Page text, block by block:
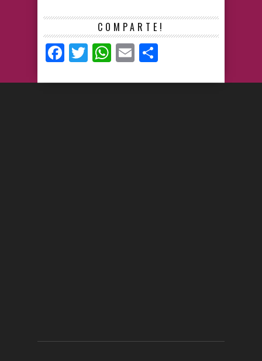
COMPARTE!
Facebook
TwitterWhatsApp
Email